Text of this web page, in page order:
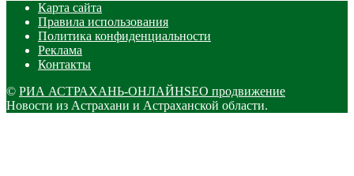
Карта сайта
Правила использования
Политика конфиденциальности
Реклама
Контакты
© РИА АСТРАХАНЬ-ОНЛАЙНSEO продвижение
Новости из Астрахани и Астраханской области.